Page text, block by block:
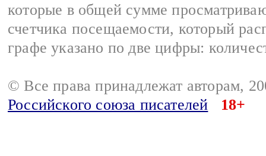
которые в общей сумме
счетчика посещаемости, который
графе указано по две цифры:
© Все права принадлежат авторам,
Российского союза писателей
18+